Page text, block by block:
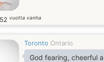
52 vuotta vanha
Toronto Ontario
God fearing, cheerful